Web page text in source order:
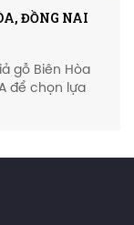
ĐỒNG NAI
gỗ Biên Hòa
để chọn lựa